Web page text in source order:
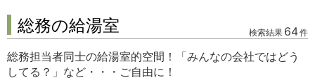
総務の給湯室 検索結果 64件
総務担当者同士の給湯室的空間！「みんなの会社ではどう
してる？」など・・・ご自由に！